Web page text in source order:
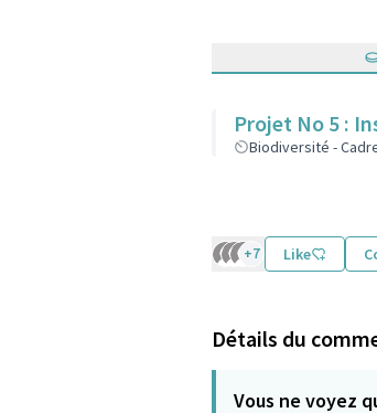
Projet No 5 :
Biodiversité -
+7 Like
Détails du
Vous ne voyez